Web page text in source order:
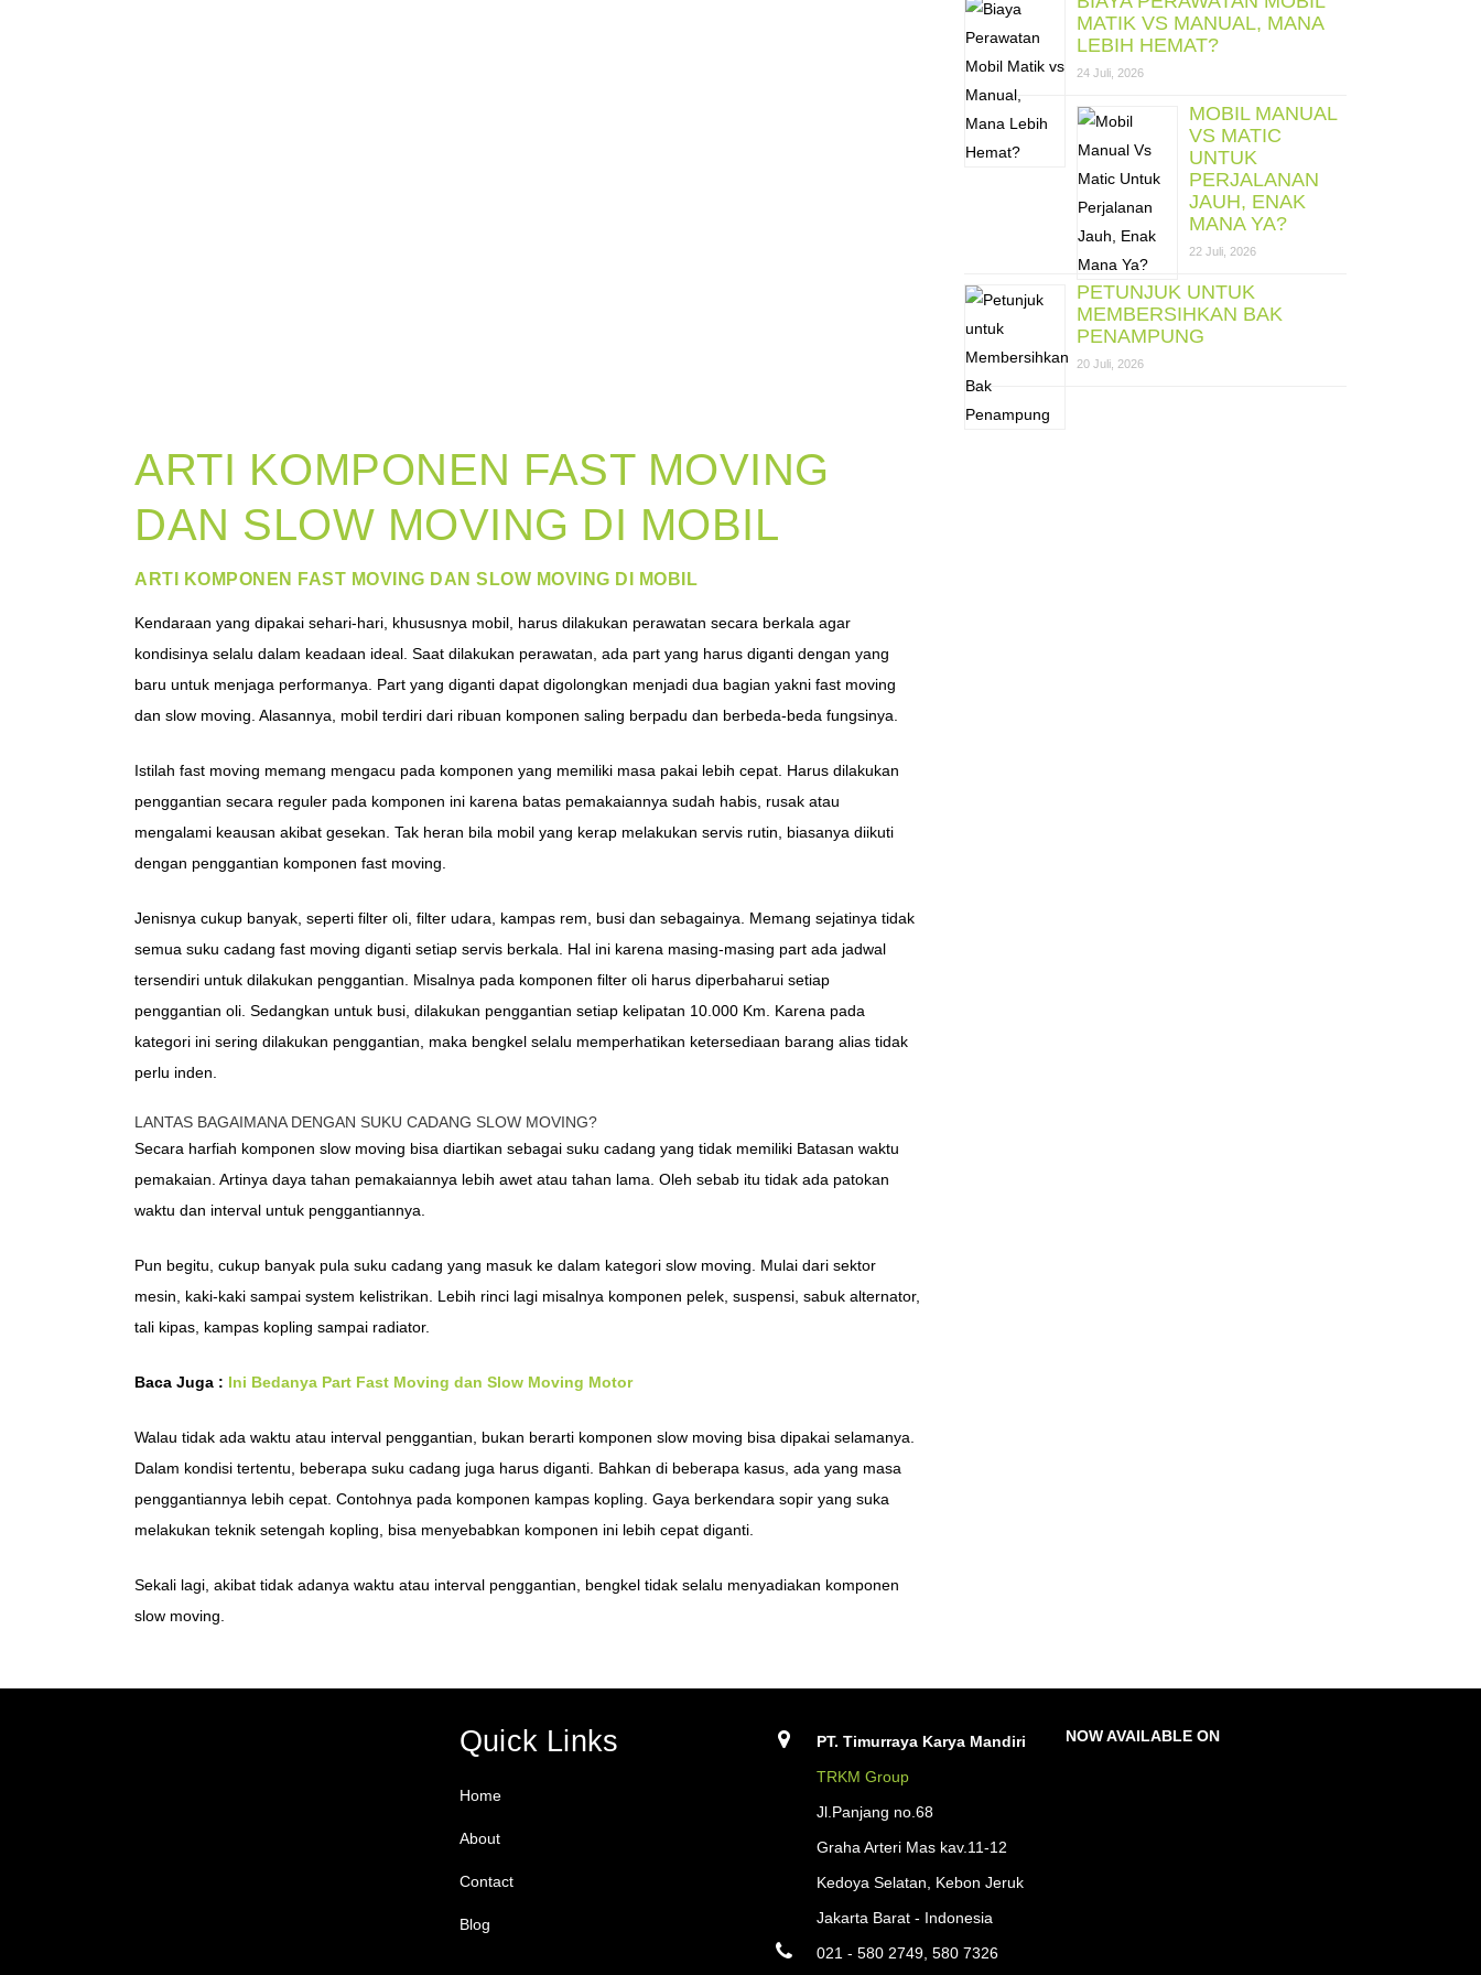
ARTI KOMPONEN FAST MOVING
DAN SLOW MOVING DI MOBIL
ARTI KOMPONEN FAST MOVING DAN SLOW MOVING DI MOBIL
Kendaraan yang dipakai sehari-hari, khususnya mobil, harus dilakukan perawatan secara berkala agar
kondisinya selalu dalam keadaan ideal. Saat dilakukan perawatan, ada part yang harus diganti dengan yang
baru untuk menjaga performanya. Part yang diganti dapat digolongkan menjadi dua bagian yakni fast moving
dan slow moving. Alasannya, mobil terdiri dari ribuan komponen saling berpadu dan berbeda-beda fungsinya.
Istilah fast moving memang mengacu pada komponen yang memiliki masa pakai lebih cepat. Harus dilakukan
penggantian secara reguler pada komponen ini karena batas pemakaiannya sudah habis, rusak atau
mengalami keausan akibat gesekan. Tak heran bila mobil yang kerap melakukan servis rutin, biasanya diikuti
dengan penggantian komponen fast moving.
Jenisnya cukup banyak, seperti filter oli, filter udara, kampas rem, busi dan sebagainya. Memang sejatinya tidak
semua suku cadang fast moving diganti setiap servis berkala. Hal ini karena masing-masing part ada jadwal
tersendiri untuk dilakukan penggantian. Misalnya pada komponen filter oli harus diperbaharui setiap
penggantian oli. Sedangkan untuk busi, dilakukan penggantian setiap kelipatan 10.000 Km. Karena pada
kategori ini sering dilakukan penggantian, maka bengkel selalu memperhatikan ketersediaan barang alias tidak
perlu inden.
LANTAS BAGAIMANA DENGAN SUKU CADANG SLOW MOVING?
Secara harfiah komponen slow moving bisa diartikan sebagai suku cadang yang tidak memiliki Batasan waktu
pemakaian. Artinya daya tahan pemakaiannya lebih awet atau tahan lama. Oleh sebab itu tidak ada patokan
waktu dan interval untuk penggantiannya.
Pun begitu, cukup banyak pula suku cadang yang masuk ke dalam kategori slow moving. Mulai dari sektor
mesin, kaki-kaki sampai system kelistrikan. Lebih rinci lagi misalnya komponen pelek, suspensi, sabuk alternator,
tali kipas, kampas kopling sampai radiator.
Baca Juga : Ini Bedanya Part Fast Moving dan Slow Moving Motor
Walau tidak ada waktu atau interval penggantian, bukan berarti komponen slow moving bisa dipakai selamanya.
Dalam kondisi tertentu, beberapa suku cadang juga harus diganti. Bahkan di beberapa kasus, ada yang masa
penggantiannya lebih cepat. Contohnya pada komponen kampas kopling. Gaya berkendara sopir yang suka
melakukan teknik setengah kopling, bisa menyebabkan komponen ini lebih cepat diganti.
Sekali lagi, akibat tidak adanya waktu atau interval penggantian, bengkel tidak selalu menyadiakan komponen
slow moving.
MATIK VS MANUAL, MANA
LEBIH HEMAT?
24 Juli, 2026
MOBIL MANUAL
VS MATIC
UNTUK
PERJALANAN
JAUH, ENAK
MANA YA?
22 Juli, 2026
PETUNJUK UNTUK
MEMBERSIHKAN BAK
PENAMPUNG
20 Juli, 2026
Quick Links
Home
About
Contact
Blog
PT. Timurraya Karya Mandiri
TRKM Group
Jl.Panjang no.68
Graha Arteri Mas kav.11-12
Kedoya Selatan, Kebon Jeruk
Jakarta Barat - Indonesia
021 - 580 2749, 580 7326
NOW AVAILABLE ON